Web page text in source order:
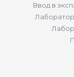
Ввод в